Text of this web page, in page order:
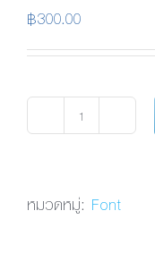
฿300.00
จำนวน
RD
หมวดหมู่: Font